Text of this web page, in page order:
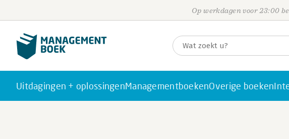
Op werkdagen voor 23:00
Uitdagingen + oplossingenManagementboekenOverige boeken